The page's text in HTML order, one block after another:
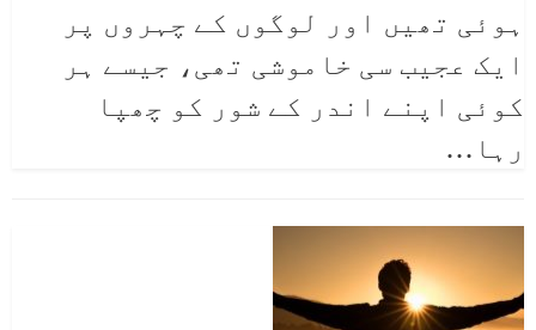
ہوئی تھیں اور لوگوں کے چہروں پر
ایک عجیب سی خاموشی تھی، جیسے ہر
کوئی اپنے اندر کے شور کو چھپا
رہا …